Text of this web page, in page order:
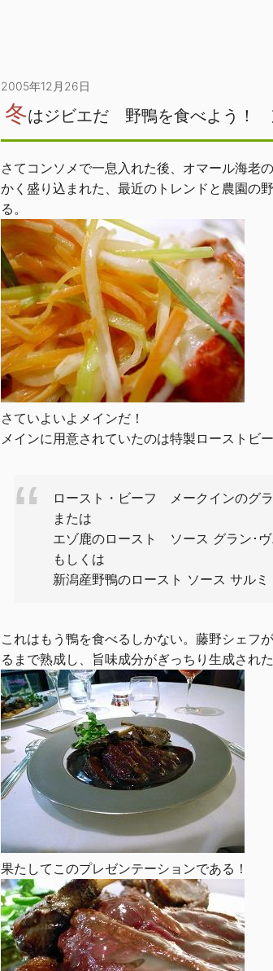
2005年12月26日
冬はジビエだ 野鴨を食べよう！
さてコンソメで一息入れた後、オマール海老
かく盛り込まれた、最近のトレンドと農園の
る。
さていよいよメインだ！
メインに用意されていたのは特製ローストビ
ロースト・ビーフ メークインのグラ
または
エゾ鹿のロースト ソース グラン･
もしくは
新潟産野鴨のロースト ソース サルミ
これはもう鴨を食べるしかない。藤野シェフ
るまで熟成し、旨味成分がぎっちり生成され
果たしてこのプレゼンテーションである！